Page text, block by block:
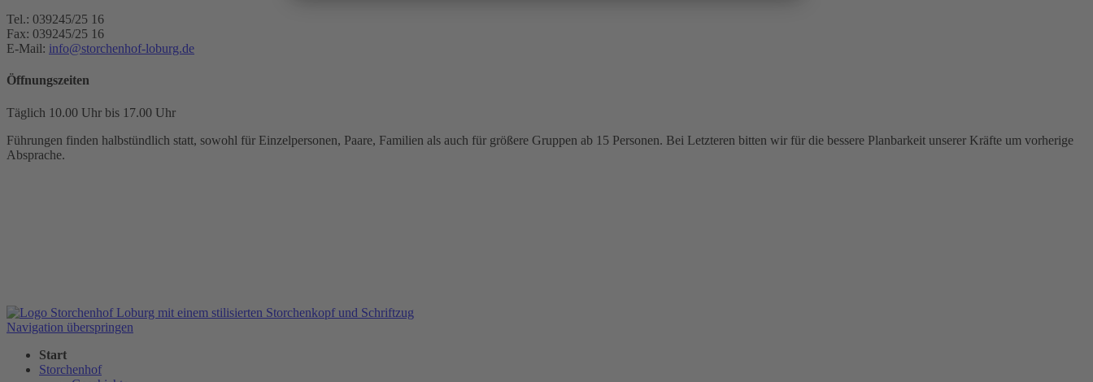
Tel.: 039245/25 16
Fax: 039245/25 16
E-Mail: info@storchenhof-loburg.de
Öffnungszeiten
Täglich 10.00 Uhr bis 17.00 Uhr
Führungen finden halbstündlich statt, sowohl für Einzelpersonen, Paare, Familien als auch für größere Gruppen ab 15 Personen. Bei Letzteren bitten wir für die bessere Planbarkeit unserer Kräfte um vorherige
Absprache.
Navigation überspringen
Start
Storchenhof